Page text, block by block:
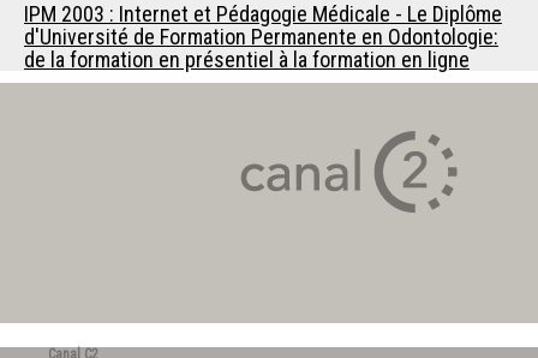
IPM 2003 : Internet et Pédagogie Médicale - Le Diplôme
d'Université de Formation Permanente en Odontologie:
de la formation en présentiel à la formation en ligne
Canal C2